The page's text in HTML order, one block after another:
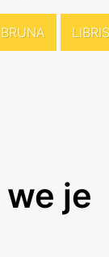
BRUNA LIBRIS
we je